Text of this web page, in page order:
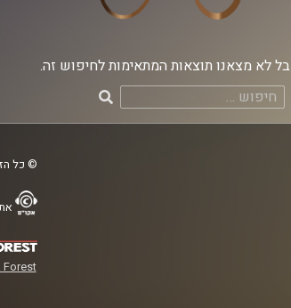
לא מצאנו תוצאות המתאימות לחיפוש זה.
חיפוש:
© כל
Forest